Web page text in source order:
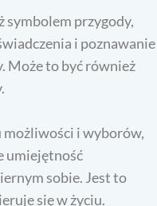
symbolem przygody,
i poznawanie
Może to być również
możliwości i wyborów,
umiejętność
sobie. Jest to
się w życiu.